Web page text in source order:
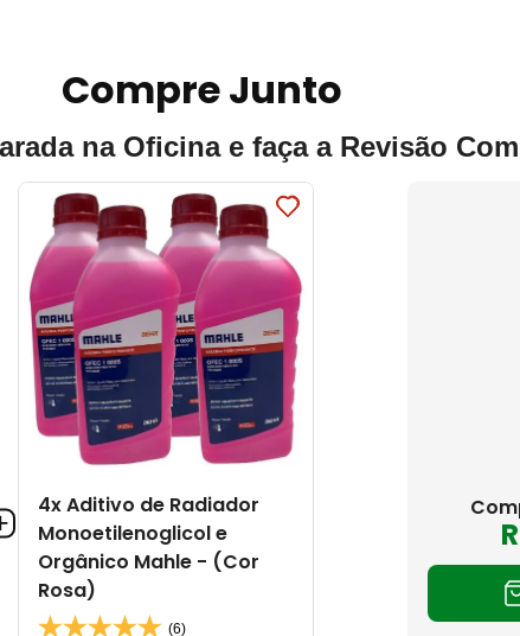
Compre Junto
na Oficina e faça a Revisão
4x Aditivo de Radiador
Monoetilenoglicol e
Orgânico Mahle - (Cor
Rosa)
(6)